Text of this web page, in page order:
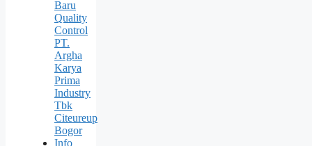
Baru
Quality
Control
PT.
Argha
Karya
Prima
Industry
Tbk
Citeureup
Bogor
Info